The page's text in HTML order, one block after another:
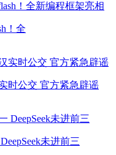
！全
时公交 官方紧急辟谣
未进前三